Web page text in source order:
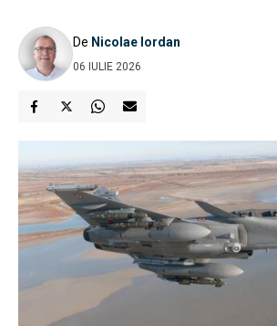
De Nicolae Iordan
06 IULIE 2026